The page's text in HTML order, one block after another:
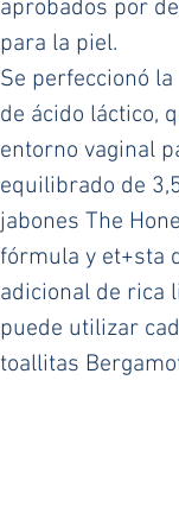
aprobados por
para la piel.
Se perfeccionó
de ácido láctico,
entorno vaginal
equilibrado de
jabones The
fórmula y et+sta
adicional de rica
puede utilizar
toallitas